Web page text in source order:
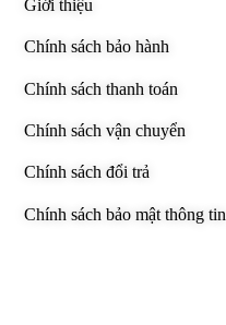
Giới thiệu
Chính sách bảo hành
Chính sách thanh toán
Chính sách vận chuyển
Chính sách đổi trả
Chính sách bảo mật thông tin